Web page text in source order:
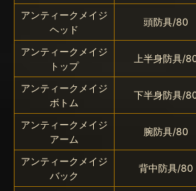
アンティークメイジ
ヘッド
頭防具/80
アンティークメイジ
トップ
上半身防具/
アンティークメイジ
ボトム
下半身防具/
アンティークメイジ
アーム
腕防具/80
アンティークメイジ
バック
背中防具/80